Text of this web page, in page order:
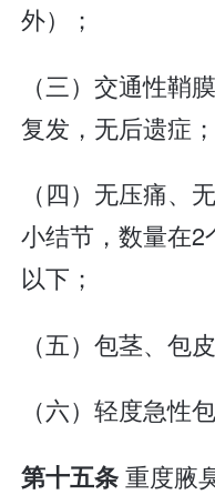
外）；
（三）交通性鞘
复发，无后遗症；
（四）无压痛、
小结节，数量在2
以下；
（五）包茎、包
（六）轻度急性
第十五条重度腋